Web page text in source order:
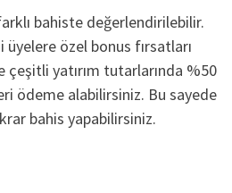
bahiste değerlendirilebilir.
üyelere özel bonus fırsatları
çeşitli yatırım tutarlarında %50
ödeme alabilirsiniz. Bu sayede
bahis yapabilirsiniz.